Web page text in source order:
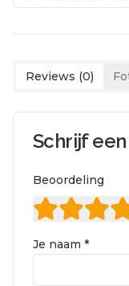
Reviews (0)
Schrijf
Beoordeling
Je naam *